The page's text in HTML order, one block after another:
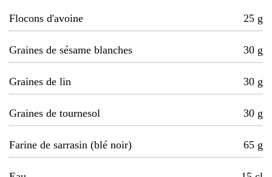
Flocons d'avoine 25 g
Graines de sésame blanches 30 g
Graines de lin 30 g
Graines de tournesol 30 g
Farine de sarrasin (blé noir) 65 g